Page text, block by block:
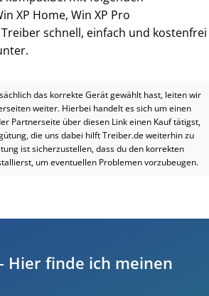
XP Home, Win XP Pro
schnell, einfach und kostenfrei
das korrekte Gerät gewählt hast, leiten wir
weiter. Hierbei handelt es sich um einen
Partnerseite über diesen Link einen Kauf tätigst,
die uns dabei hilft Treiber.de weiterhin zu
ist sicherzustellen, dass du den korrekten
um eventuellen Problemen vorzubeugen.
Hier finde ich meinen